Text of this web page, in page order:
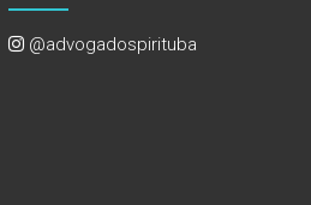
@advogadospirituba